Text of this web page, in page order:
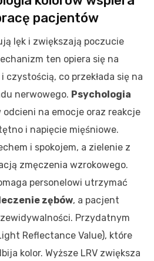
pacjentów
lęk i zwiększają poczucie
ten opiera się na
co przekłada się na
nerwowego. Psychologia
odcieni na emocje oraz reakcje
i napięcie mięśniowe.
i spokojem, a zielenie z
zmęczenia wzrokowego.
personelowi utrzymać
zębów, a pacjent
Przydatnym
Reflectance Value), które
kolor. Wyższe LRV zwiększa